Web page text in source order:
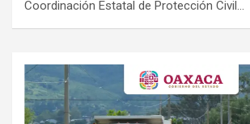
Coordinación Estatal de Protección Civil…